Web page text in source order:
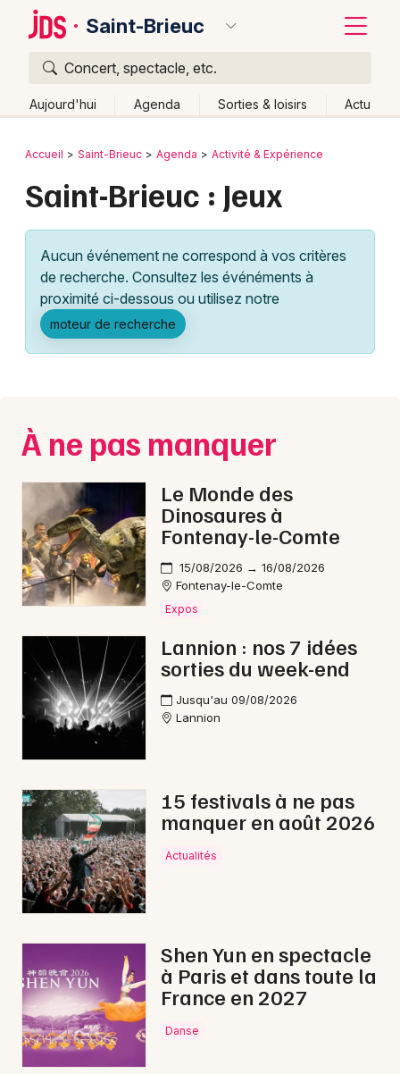
Saint-Brieuc
Concert, spectacle, etc.
Aujourd'hui Agenda Sorties & loisirs Actu
Publier un événement
Grands événements
Activité & Expérience
Manifestations
Spectacles
Concerts
Sports
Soirées
Sorties famille
Expos
Sorties & loisirs
Jeux dans les Côtes d'Armor
Newsletter des sorties
Actus à Saint-Brieuc
Magazine à Saint-Brieuc
Bordeaux
Lille
Lyon
Marseille
Nantes
Nice
Paris
Strasbourg
Toulouse
Retour
Accueil Saint-Brieuc Agenda Activité & Expérience
Saint-Brieuc : Jeux
Aucun événement ne correspond à vos critères
de recherche. Consultez les événéments à
proximité ci-dessous ou utilisez notre
moteur de recherche
À ne pas manquer
Le Monde des
Dinosaures à
Fontenay-le-Comte
15/08/2026 → 16/08/2026
Fontenay-le-Comte
Expos
Lannion : nos 7 idées
sorties du week-end
Jusqu'au 09/08/2026
Lannion
15 festivals à ne pas
manquer en août 2026
Actualités
Shen Yun en spectacle
à Paris et dans toute la
France en 2027
Danse
Quoi ?
Où ?
Bretagne
Partout Près de moi Changer de lieu
Quand ?
Ce week-end